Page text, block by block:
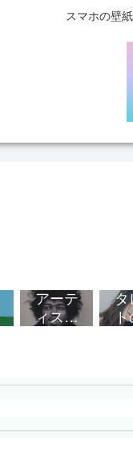
スマホの壁
アーテ
ィスト
タ
ト